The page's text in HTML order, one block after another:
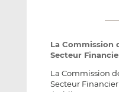
La Commission
Secteur
La Commission
Secteur Financier